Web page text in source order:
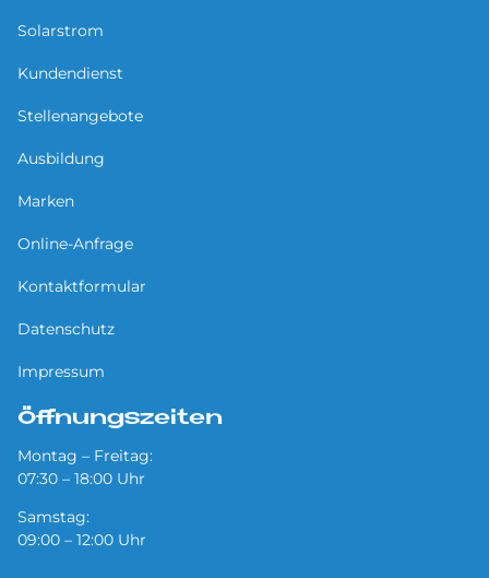
Solarstrom
Kundendienst
Stellenangebote
Ausbildung
Marken
Online-Anfrage
Kontaktformular
Datenschutz
Impressum
Öffnungszeiten
Montag – Freitag:
07:30 – 18:00 Uhr
Samstag:
09:00 – 12:00 Uhr